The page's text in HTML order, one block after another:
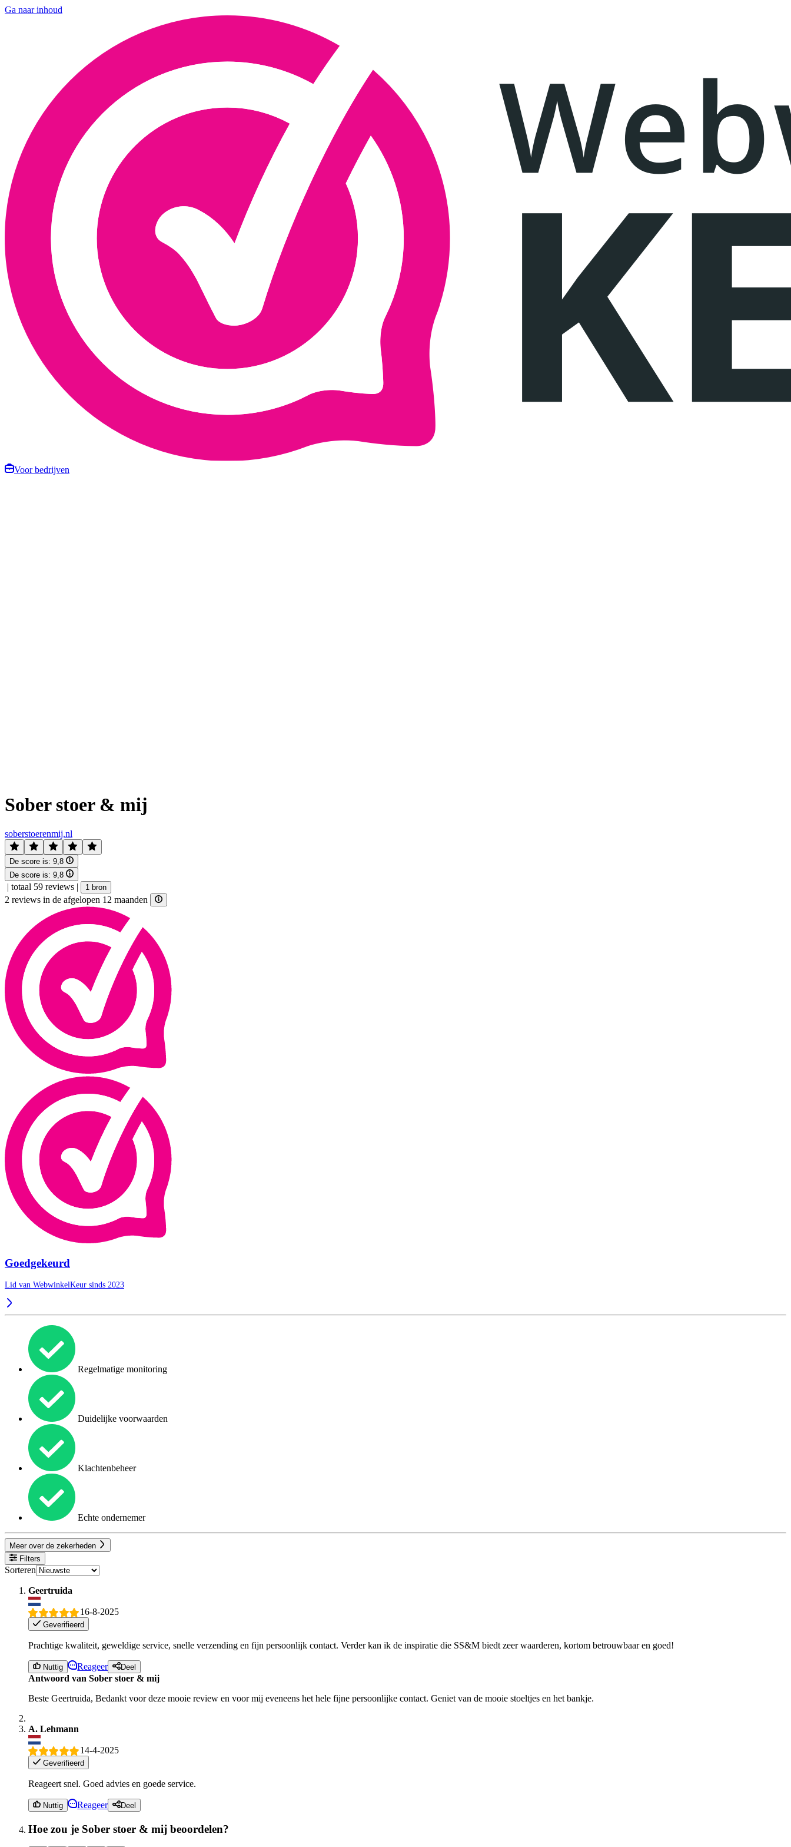
Ga naar inhoud
Voor bedrijven
Sober stoer & mij
soberstoerenmij.nl
De score is: 9,8
De score is: 9,8
| totaal 59 reviews | 1 bron
2 reviews in de afgelopen 12 maanden
Goedgekeurd
Lid van WebwinkelKeur sinds 2023
Regelmatige monitoring
Duidelijke voorwaarden
Klachtenbeheer
Echte ondernemer
Meer over de zekerheden
Filters
Sorteren
Geertruida
16-8-2025
Geverifieerd
Prachtige kwaliteit, geweldige service, snelle verzending en fijn persoonlijk contact. Verder kan ik de inspiratie die SS&M biedt zeer waarderen, kortom betrouwbaar en goed!
Nuttig Reageer Deel
Antwoord van Sober stoer & mij
Beste Geertruida, Bedankt voor deze mooie review en voor mij eveneens het hele fijne persoonlijke contact. Geniet van de mooie stoeltjes en het bankje.
A. Lehmann
14-4-2025
Geverifieerd
Reageert snel. Goed advies en goede service.
Nuttig Reageer Deel
Hoe zou je Sober stoer & mij beoordelen?